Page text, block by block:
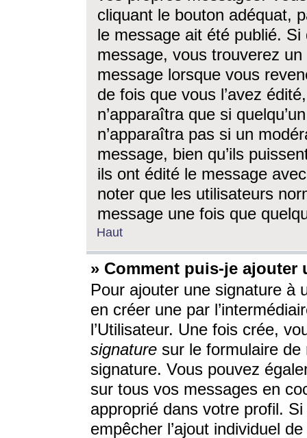
cliquant le bouton adéquat,
le message ait été publié. Si
message, vous trouverez
message lorsque vous
de fois que vous l’avez
n’apparaîtra que si
n’apparaîtra pas si un
message, bien qu’ils
ils ont édité le message
noter que les utilisateurs
message une fois que
Haut
» Comment puis-je ajouter
Pour ajouter une signature à
en créer une par
l’Utilisateur. Une fois crée,
signature sur le formulaire de
signature. Vous pouvez
sur tous vos messages en
approprié dans votre profil.
empêcher l’ajout individuel